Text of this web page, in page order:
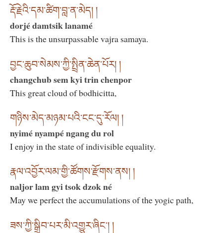
རྡོ་རྗེའི་དམ་ཚིག་བླ་ན་མེད། །
dorjé damtsik lanamé
This is the unsurpassable vajra samaya.
བྱང་ཆུབ་སེམས་ཀྱི་སྤྲིན་ཆེན་པོར། །
changchub sem kyi trin chenpor
This great cloud of bodhicitta,
གཉིས་མེད་མཉམ་པའི་ངང་དུ་རོལ། །
nyimé nyampé ngang du rol
I enjoy in the state of indivisible equality.
རྣལ་འབྱོར་ལམ་གྱི་ཚོགས་རྫོགས་ནས། །
naljor lam gyi tsok dzok né
May we perfect the accumulations of the yogic path,
ཟས་ཀྱི་སྒྲིབ་པར་མི་འགྱུར་ཞིང༌། །